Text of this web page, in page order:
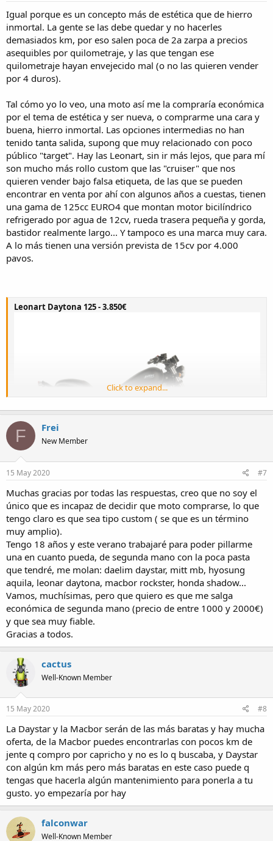
Igual porque es un concepto más de estética que de hierro
inmortal. La gente se las debe quedar y no hacerles
demasiados km, por eso salen poca de 2a zarpa a precios
asequibles por quilometraje, y las que tengan ese
quilometraje hayan envejecido mal (o no las quieren vender
por 4 duros).
Tal cómo yo lo veo, una moto así me la compraría económica
por el tema de estética y ser nueva, o comprarme una cara y
buena, hierro inmortal. Las opciones intermedias no han
tenido tanta salida, supong que muy relacionado con poco
público "target". Hay las Leonart, sin ir más lejos, que para mí
son mucho más rollo custom que las "cruiser" que nos
quieren vender bajo falsa etiqueta, de las que se pueden
encontrar en venta por ahí con algunos años a cuestas, tienen
una gama de 125cc EURO4 que montan motor bicilíndrico
refrigerado por agua de 12cv, rueda trasera pequeña y gorda,
bastidor realmente largo... Y tampoco es una marca muy cara.
A lo más tienen una versión prevista de 15cv por 4.000
pavos.
Leonart Daytona 125 - 3.850€
Leonart Heritage 125 - 2.865€
Leonart Tracker 125 - 3.200€
Click to expand...
F Frei
New Member
15 May 2020 #7
Muchas gracias por todas las respuestas, creo que no soy el
único que es incapaz de decidir que moto comprarse, lo que
tengo claro es que sea tipo custom ( se que es un término
muy amplio).
Tengo 18 años y este verano trabajaré para poder pillarme
una en cuanto pueda, de segunda mano con la poca pasta
que tendré, me molan: daelim daystar, mitt mb, hyosung
aquila, leonar daytona, macbor rockster, honda shadow...
Vamos, muchísimas, pero que quiero es que me salga
económica de segunda mano (precio de entre 1000 y 2000€)
y que sea muy fiable.
Gracias a todos.
cactus
Well-Known Member
15 May 2020 #8
La Daystar y la Macbor serán de las más baratas y hay mucha
oferta, de la Macbor puedes encontrarlas con pocos km de
jente q compro por capricho y no es lo q buscaba, y Daystar
con algún km más pero más baratas en este caso puede q
tengas que hacerla algún mantenimiento para ponerla a tu
gusto. yo empezaría por hay
falconwar
Well-Known Member